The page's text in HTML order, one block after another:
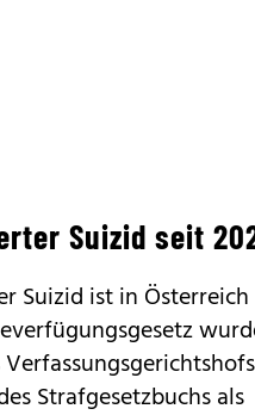
Suizid seit
Suizid ist in
Strafgesetzbuchs als